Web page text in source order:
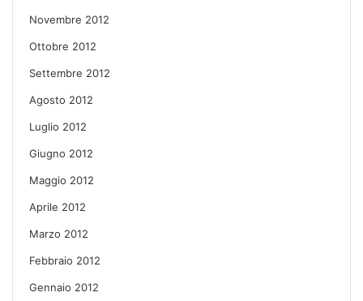
Novembre 2012
Ottobre 2012
Settembre 2012
Agosto 2012
Luglio 2012
Giugno 2012
Maggio 2012
Aprile 2012
Marzo 2012
Febbraio 2012
Gennaio 2012